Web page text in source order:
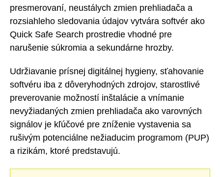
presmerovaní, neustálych zmien prehliadača a
rozsiahleho sledovania údajov vytvára softvér ako
Quick Safe Search prostredie vhodné pre
narušenie súkromia a sekundárne hrozby.
Udržiavanie prísnej digitálnej hygieny, sťahovanie
softvéru iba z dôveryhodných zdrojov, starostlivé
preverovanie možností inštalácie a vnímanie
nevyžiadaných zmien prehliadača ako varovných
signálov je kľúčové pre zníženie vystavenia sa
rušivým potenciálne nežiaducim programom (PUP)
a rizikám, ktoré predstavujú.